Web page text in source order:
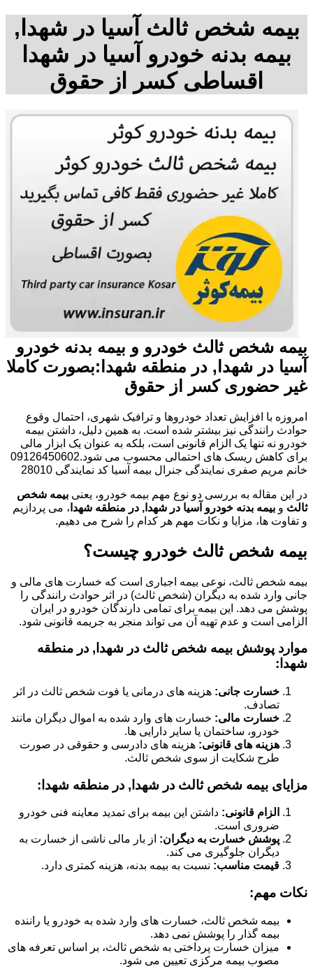
بیمه شخص ثالث آسیا در شهدا,
بیمه بدنه خودرو آسیا در شهدا
اقساطی کسر از حقوق
بیمه شخص ثالث خودرو و بیمه بدنه خودرو
آسیا در شهدا, در منطقه شهدا:بصورت کاملا
غیر حضوری کسر از حقوق
امروزه با افزایش تعداد خودروها و ترافیک شهری، احتمال وقوع
حوادث رانندگی نیز بیشتر شده است. به همین دلیل، داشتن بیمه
خودرو نه تنها یک الزام قانونی است، بلکه به عنوان یک ابزار مالی
برای کاهش ریسک های احتمالی محسوب می شود.09126450602
خانم مریم صفری نمایندگی جنرال بیمه آسیا کد نمایندگی 28010
در این مقاله به بررسی دو نوع مهم بیمه خودرو، یعنی بیمه شخص
ثالث و بیمه بدنه خودرو آسیا در شهدا, در منطقه شهدا ، می پردازیم
و تفاوت ها، مزایا و نکات مهم هر کدام را شرح می دهیم.
بیمه شخص ثالث خودرو چیست؟
بیمه شخص ثالث، نوعی بیمه اجباری است که خسارت های مالی و
جانی وارد شده به دیگران (شخص ثالث) در اثر حوادث رانندگی را
پوشش می دهد. این بیمه برای تمامی دارندگان خودرو در ایران
الزامی است و عدم تهیه آن می تواند منجر به جریمه قانونی شود.
موارد پوشش بیمه شخص ثالث در شهدا, در منطقه
شهدا:
خسارت جانی: هزینه های درمانی یا فوت شخص ثالث در اثر
تصادف.
خسارت مالی: خسارت های وارد شده به اموال دیگران مانند
خودرو، ساختمان یا سایر دارایی ها.
هزینه های قانونی: هزینه های دادرسی و حقوقی در صورت
طرح شکایت از سوی شخص ثالث.
مزایای بیمه شخص ثالث در شهدا, در منطقه شهدا:
الزام قانونی: داشتن این بیمه برای تمدید معاینه فنی خودرو
ضروری است.
پوشش خسارت به دیگران: از بار مالی ناشی از خسارت به
دیگران جلوگیری می کند.
قیمت مناسب: نسبت به بیمه بدنه، هزینه کمتری دارد.
نکات مهم:
بیمه شخص ثالث، خسارت های وارد شده به خودرو یا راننده
بیمه گذار را پوشش نمی دهد.
میزان خسارت پرداختی به شخص ثالث، بر اساس تعرفه های
مصوب بیمه مرکزی تعیین می شود.